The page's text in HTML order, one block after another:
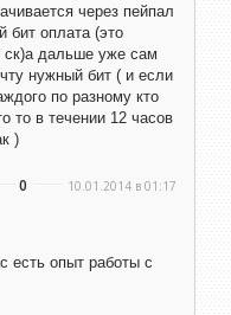
через пейпал
бит оплата (это
ск)а дальше уже сам
нужный бит ( и если
по разному кто
то в течении 12 часов
)
0 10.01.2014 в 01:17
есть опыт работы с